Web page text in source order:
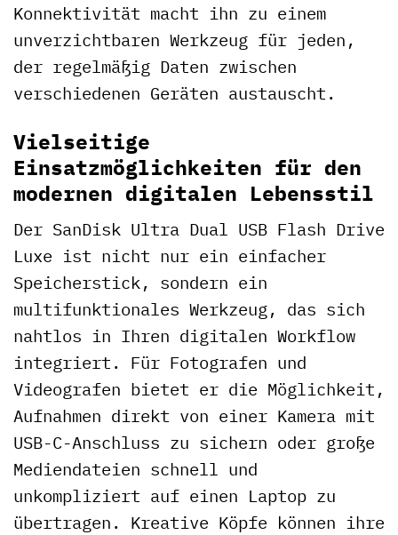
Konnektivität macht ihn zu einem
unverzichtbaren Werkzeug für jeden,
der regelmäßig Daten zwischen
verschiedenen Geräten austauscht.
Vielseitige
Einsatzmöglichkeiten für den
modernen digitalen Lebensstil
Der SanDisk Ultra Dual USB Flash Drive
Luxe ist nicht nur ein einfacher
Speicherstick, sondern ein
multifunktionales Werkzeug, das sich
nahtlos in Ihren digitalen Workflow
integriert. Für Fotografen und
Videografen bietet er die Möglichkeit,
Aufnahmen direkt von einer Kamera mit
USB-C-Anschluss zu sichern oder große
Mediendateien schnell und
unkompliziert auf einen Laptop zu
übertragen. Kreative Köpfe können ihre